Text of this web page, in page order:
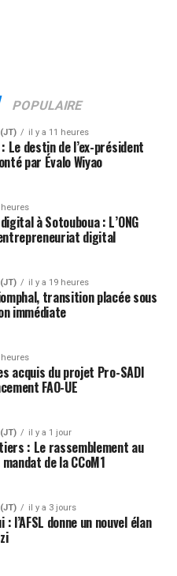
POPULAIRE
il y a 11 heures
Le destin de l’ex-président
par Évalo Wiyao
heures
à Sotouboua : L’ONG
digital
il y a 19 heures
transition placée sous
immédiate
heures
acquis du projet Pro-SADI
FAO-UE
il y a 1 jour
: Le rassemblement au
de la CCoM1
il y a 3 jours
l’AFSL donne un nouvel élan